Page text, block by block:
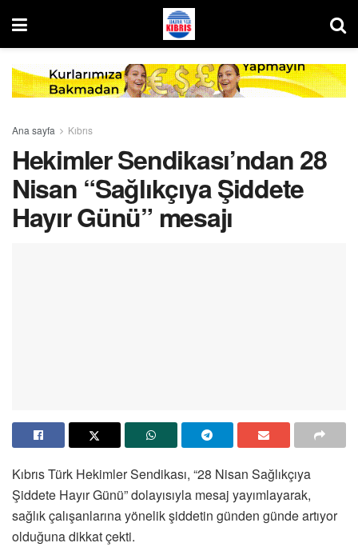
Ana sayfa Kıbrıs
Hekimler Sendikası’ndan 28
Nisan “Sağlıkçıya Şiddete
Hayır Günü” mesajı
Kıbrıs Türk Hekimler Sendikası, “28 Nisan Sağlıkçıya
Şiddete Hayır Günü” dolayısıyla mesaj yayımlayarak,
sağlık çalışanlarına yönelik şiddetin günden günde artıyor
olduğuna dikkat çekti.